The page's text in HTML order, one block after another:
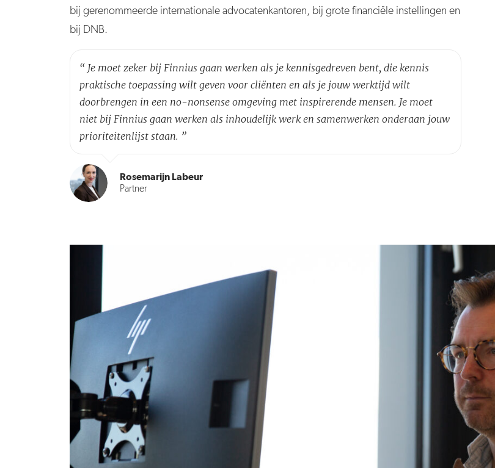
bij gerenommeerde internationale advocatenkantoren, bij grote financiële instellingen en
bij DNB.
“ Je moet zeker bij Finnius gaan werken als je kennisgedreven bent, die kennis
praktische toepassing wilt geven voor cliënten en als je jouw werktijd wilt
doorbrengen in een no-nonsense omgeving met inspirerende mensen. Je moet
niet bij Finnius gaan werken als inhoudelijk werk en samenwerken onderaan jouw
prioriteitenlijst staan. ”
Rosemarijn Labeur
Partner